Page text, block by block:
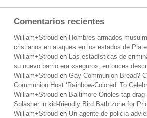
Comentarios recientes
William+Stroud en Hombres armados
cristianos en ataques en los estados de
William+Stroud en Las estadísticas de
su nuevo barrio era «seguro»; entonces
William+Stroud en Gay Communion Bread?
Communion Host ‘Rainbow-Colored’ To
William+Stroud en Baltimore Orioles tap
Splasher in kid-friendly Bird Bath zone for
William+Stroud en Un agente de policía